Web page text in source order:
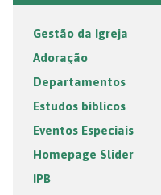
Gestão da Igreja
Adoração
Departamentos
Estudos bíblicos
Eventos Especiais
Homepage Slider
IPB